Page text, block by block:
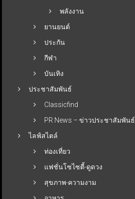
พลังงาน
ยานยนต์
ประกัน
กีฬา
บันเทิง
ประชาสัมพันธ์
Classicfind
PR News – ข่าวประชาสัมพันธ์
ไลฟ์สไตล์
ท่องเที่ยว
แฟชั่นโซไซตี้-ดูดวง
สุขภาพ-ความงาม